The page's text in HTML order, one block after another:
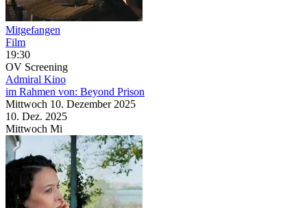
Mitgefangen
Film
19:30
OV Screening
Admiral Kino
im Rahmen von: Beyond Prison
Mittwoch 10. Dezember 2025
10. Dez. 2025
Mittwoch Mi